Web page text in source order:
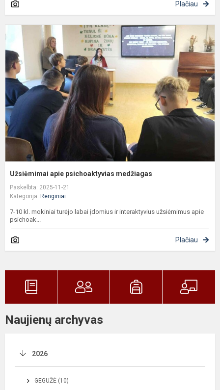
Plačiau
Užsiėmimai apie psichoaktyvias medžiagas
Paskelbta: 2025-11-21
Kategorija: Renginiai
7-10 kl. mokiniai turėjo labai įdomius ir interaktyvius užsiėmimus apie
psichoak...
Plačiau
Naujienų archyvas
2026
GEGUŽĖ (10)